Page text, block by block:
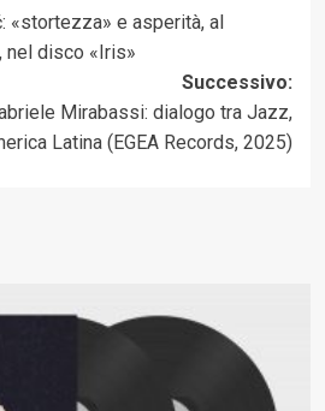
«stortezza» e asperità, al
nel disco «Iris»
Successivo:
Mirabassi: dialogo tra Jazz,
Latina (EGEA Records, 2025)